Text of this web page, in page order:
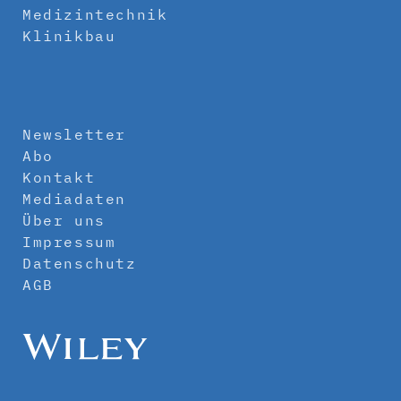
Medizintechnik
Klinikbau
Newsletter
Abo
Kontakt
Mediadaten
Über uns
Impressum
Datenschutz
AGB